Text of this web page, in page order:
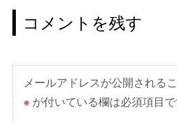
ゲ
ー
シ
ョ
ン
コメントを残す
メールアドレスが公開される
※が付いている欄は必須項目